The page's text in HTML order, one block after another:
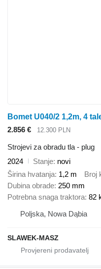
Bomet U040/2 1,2m, 4
2.856 €
12.300 PLN
Strojevi za obradu tla - plug
2024
Stanje novi
Širina hvatanja 1,2 m Broj
Dubina obrade 250 mm
Potrebna snaga traktora 82
Poljska, Nowa Dąbia
SLAWEK-MASZ